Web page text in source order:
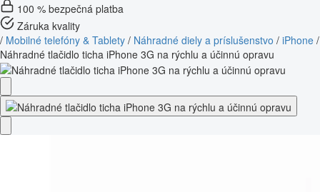
100 % bezpečná platba
Záruka kvality
/ Mobilné telefóny & Tablety / Náhradné diely a príslušenstvo / iPhone /
Náhradné tlačidlo ticha iPhone 3G na rýchlu a účinnú opravu